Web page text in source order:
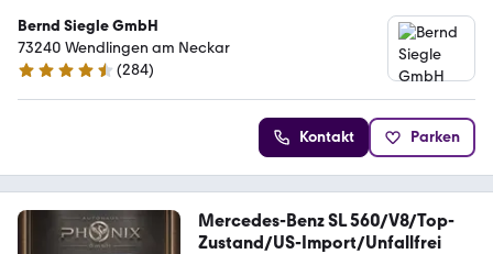
Bernd Siegle GmbH
73240 Wendlingen am Neckar
4.3 Sterne
(284)
Kontakt Parken
Mercedes-Benz SL 560/V8/Top-
Zustand/US-Import/Unfallfrei